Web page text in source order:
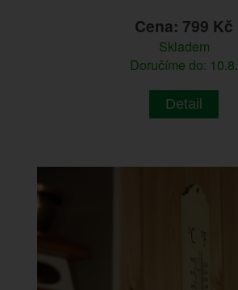
Cena: 799 Kč
Skladem
Doručíme do: 10.8.
Detail